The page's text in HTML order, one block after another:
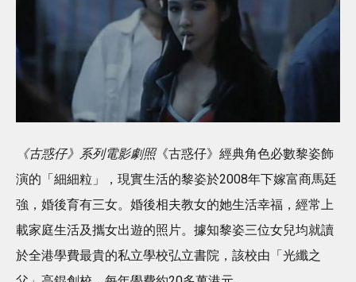
《古惑仔》系列電影劇照《古惑仔》經典角色必數黎姿飾
演的「細細粒」，現實生活的黎姿於2008年下嫁富商馬廷
強，婚後育有三女。婚後相夫教女的她生活幸福，經常上
載家庭生活及攜女出遊的照片。據知黎姿三位女兒均就讀
於全港學費最貴的私立學校弘立書院，該校由「光纖之